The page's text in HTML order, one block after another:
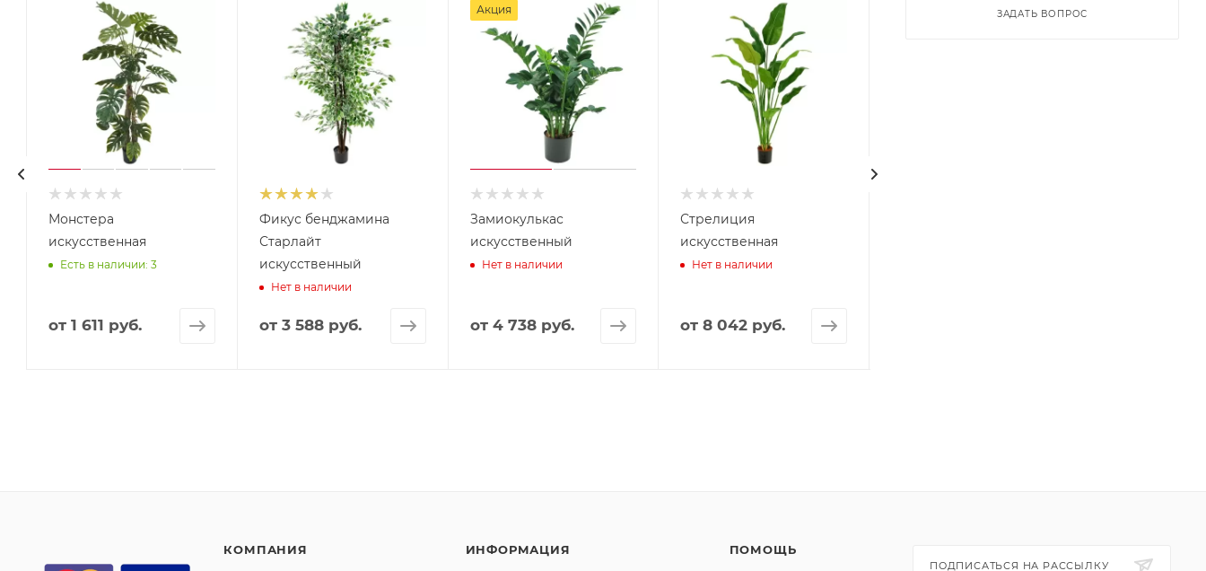
Монстера
искусственная
Есть в наличии: 3
от 1 611 руб.
Фикус бенджамина
Старлайт
искусственный
Нет в наличии
от 3 588 руб.
Акция
Замиокулькас
искусственный
Нет в наличии
от 4 738 руб.
Стрелиция
искусственная
Нет в наличии
от8 042 руб.
ЗАДАТЬ ВОПРОС
КОМПАНИЯ ИНФОРМАЦИЯ ПОМОЩЬ
ПОДПИСАТЬСЯ НА РАССЫЛКУ